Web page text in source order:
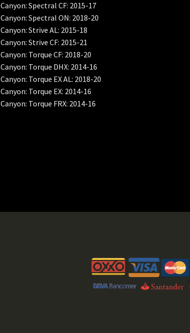
Canyon: Spectral CF: 2015-17
Canyon: Spectral ON: 2018-20
Canyon: Strive AL: 2015-18
Canyon: Strive CF: 2015-21
Canyon: Torque CF: 2018-20
Canyon: Torque DHX: 2014-16
Canyon: Torque EX AL: 2018-20
Canyon: Torque EX: 2014-16
Canyon: Torque FRX: 2014-16